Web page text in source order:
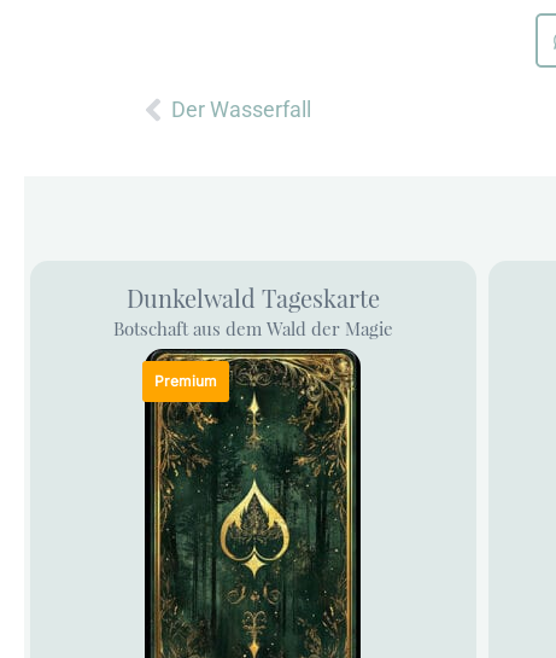
Zurück
Der Wasserfall
Dunkelwald Tageskarte
Botschaft aus dem Wald der Magie